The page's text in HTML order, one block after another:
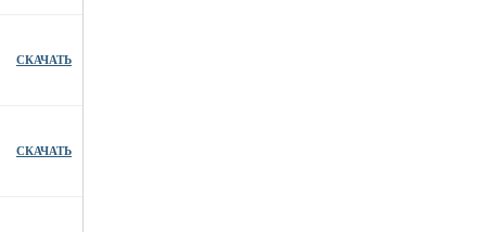
СКАЧАТЬ
СКАЧАТЬ